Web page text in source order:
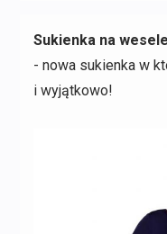
Sukienka na wesele
- nowa sukienka w
i wyjątkowo!